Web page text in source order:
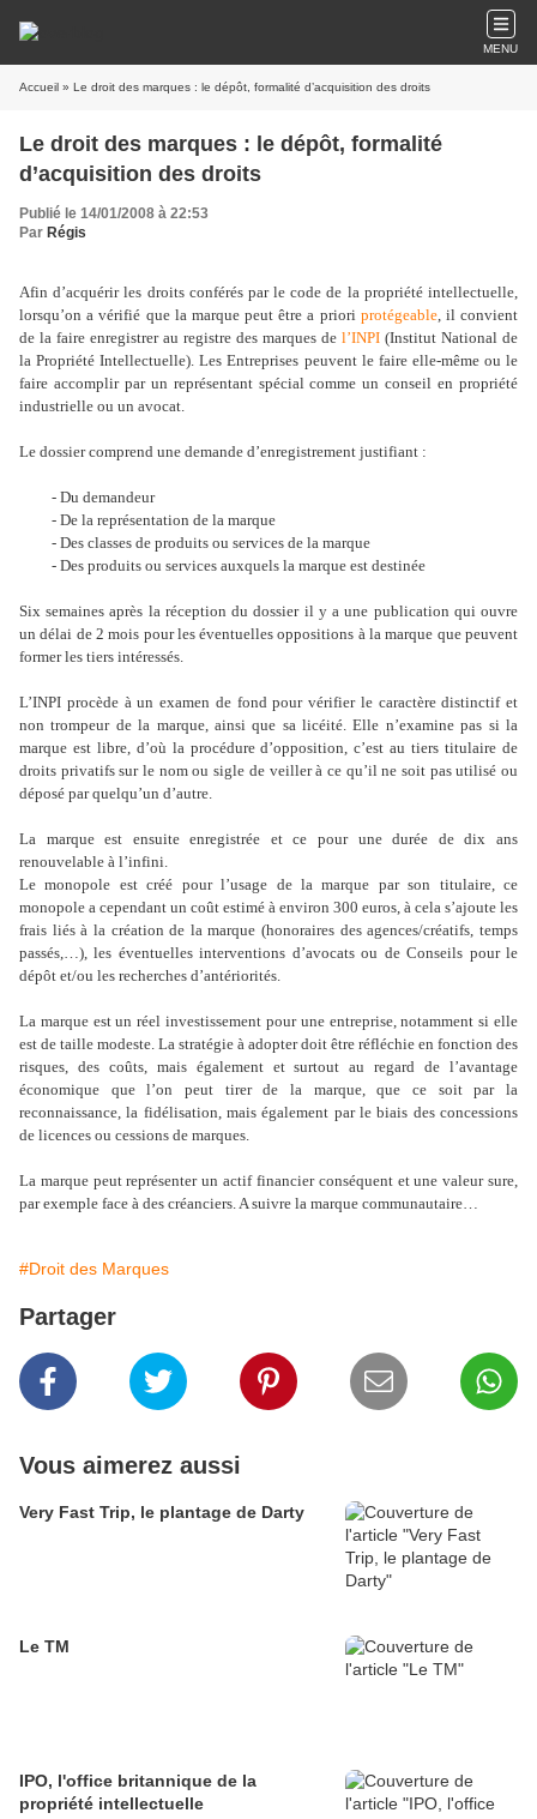
MENU
Accueil » Le droit des marques : le dépôt, formalité d’acquisition des droits
Le droit des marques : le dépôt, formalité
d’acquisition des droits
Publié le 14/01/2008 à 22:53
Par Régis
Afin d’acquérir les droits conférés par le code de la propriété intellectuelle,
lorsqu’on a vérifié que la marque peut être a priori protégeable, il convient
de la faire enregistrer au registre des marques de l’INPI (Institut National de
la Propriété Intellectuelle). Les Entreprises peuvent le faire elle-même ou le
faire accomplir par un représentant spécial comme un conseil en propriété
industrielle ou un avocat.
Le dossier comprend une demande d’enregistrement justifiant :
- Du demandeur
- De la représentation de la marque
- Des classes de produits ou services de la marque
- Des produits ou services auxquels la marque est destinée
Six semaines après la réception du dossier il y a une publication qui ouvre
un délai de 2 mois pour les éventuelles oppositions à la marque que peuvent
former les tiers intéressés.
L’INPI procède à un examen de fond pour vérifier le caractère distinctif et
non trompeur de la marque, ainsi que sa licéité. Elle n’examine pas si la
marque est libre, d’où la procédure d’opposition, c’est au tiers titulaire de
droits privatifs sur le nom ou sigle de veiller à ce qu’il ne soit pas utilisé ou
déposé par quelqu’un d’autre.
La marque est ensuite enregistrée et ce pour une durée de dix ans
renouvelable à l’infini.
Le monopole est créé pour l’usage de la marque par son titulaire, ce
monopole a cependant un coût estimé à environ 300 euros, à cela s’ajoute les
frais liés à la création de la marque (honoraires des agences/créatifs, temps
passés,…), les éventuelles interventions d’avocats ou de Conseils pour le
dépôt et/ou les recherches d’antériorités.
La marque est un réel investissement pour une entreprise, notamment si elle
est de taille modeste. La stratégie à adopter doit être réfléchie en fonction des
risques, des coûts, mais également et surtout au regard de l’avantage
économique que l’on peut tirer de la marque, que ce soit par la
reconnaissance, la fidélisation, mais également par le biais des concessions
de licences ou cessions de marques.
La marque peut représenter un actif financier conséquent et une valeur sure,
par exemple face à des créanciers. A suivre la marque communautaire…
#Droit des Marques
Partager
Vous aimerez aussi
Very Fast Trip, le plantage de Darty
Le TM
IPO, l'office britannique de la
propriété intellectuelle